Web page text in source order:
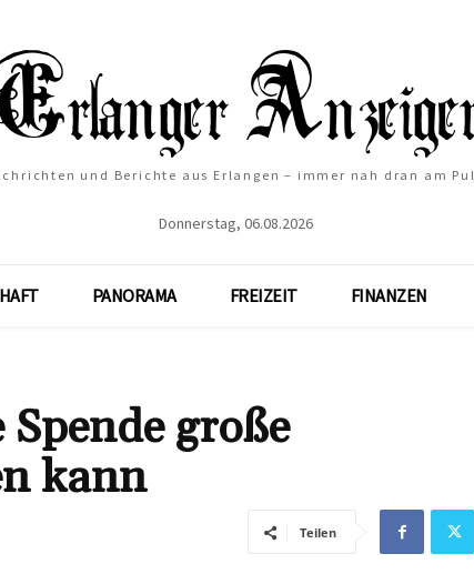
und Berichte aus Erlangen – immer nah dran am
Donnerstag, 06.08.2026
PANORAMA FREIZEIT FINANZEN
große
kann
Teilen